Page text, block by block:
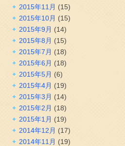
2015年11月 (15)
2015年10月 (15)
2015年9月 (14)
2015年8月 (15)
2015年7月 (18)
2015年6月 (18)
2015年5月 (6)
2015年4月 (19)
2015年3月 (14)
2015年2月 (18)
2015年1月 (19)
2014年12月 (17)
2014年11月 (19)